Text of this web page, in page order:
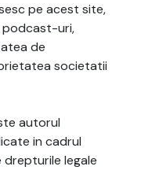
pe acest site,
podcast-uri,
de
societatii
autorul
in cadrul
legale